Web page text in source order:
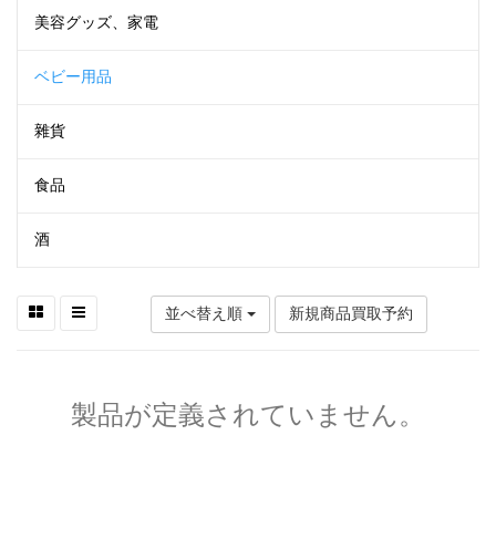
美容グッズ、家電
ベビー用品
雜貨
食品
酒
並べ替え順 新規商品買取予約
製品が定義されていません。